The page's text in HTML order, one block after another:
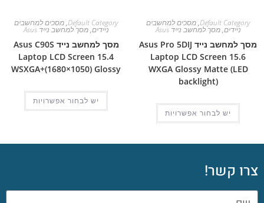
Default Category
,מסכים למחשבים
ניידים,מסך למחשב נייד Asus
מסך למחשב נייד Asus Pro 5DIJ
Laptop LCD Screen 15.6
WXGA Glossy Matte (LED
backlight)
יש לבחור אפשרויות
Default Category
,מסכים למחשבים
ניידים,מסך למחשב נייד Asus
מסך למחשב נייד Asus C90S
Laptop LCD Screen 15.4
WSXGA+(1680×1050) Glossy
יש לבחור אפשרויות
צרו קשר!